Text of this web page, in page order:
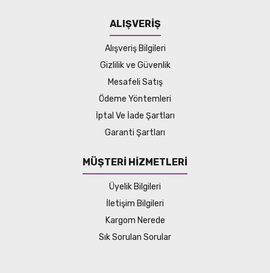
ALIŞVERİŞ
Alışveriş Bilgileri
Gizlilik ve Güvenlik
Mesafeli Satış
Ödeme Yöntemleri
İptal Ve İade Şartları
Garanti Şartları
MÜŞTERİ HİZMETLERİ
Üyelik Bilgileri
İletişim Bilgileri
Kargom Nerede
Sık Sorulan Sorular